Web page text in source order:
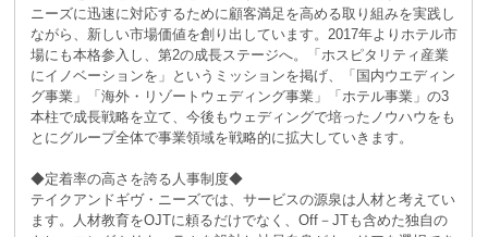
ニーズに迅速に対応するために顧客満足を高める取り組みを実践し
ながら、新しい市場価値を創り出しています。2017年よりホテル市
場にも本格参入し、第2の成長ステージへ。「ホスピタリティ産業
にイノベーションを」というミッションを掲げ、「国内ウエディン
グ事業」「海外・リゾートウェディング事業」「ホテル事業」の3
本柱で成長戦略を立て、今後もウェディングで培ったノウハウをも
とにグループ全体で事業領域を戦略的に拡大していきます。
◆定着率の高さを誇る人事制度◆
テイクアンドギヴ・ニーズでは、サービスの源泉は人材と考えてい
ます。人材教育をOJTに頼るだけでなく、Off－JTも含めた独自の